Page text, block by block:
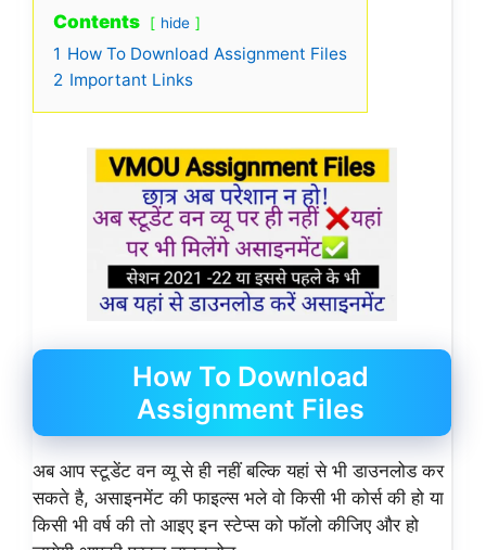
Contents hide
1 How To Download Assignment Files
2 Important Links
How To Download
Assignment Files
अब आप स्टूडेंट वन व्यू से ही नहीं बल्कि यहां से भी डाउनलोड कर
सकते है, असाइनमेंट की फाइल्स भले वो किसी भी कोर्स की हो या
किसी भी वर्ष की तो आइए इन स्टेप्स को फॉलो कीजिए और हो